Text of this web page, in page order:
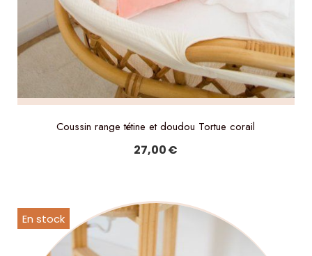
Coussin range tétine et doudou Tortue corail
27,00€
En stock